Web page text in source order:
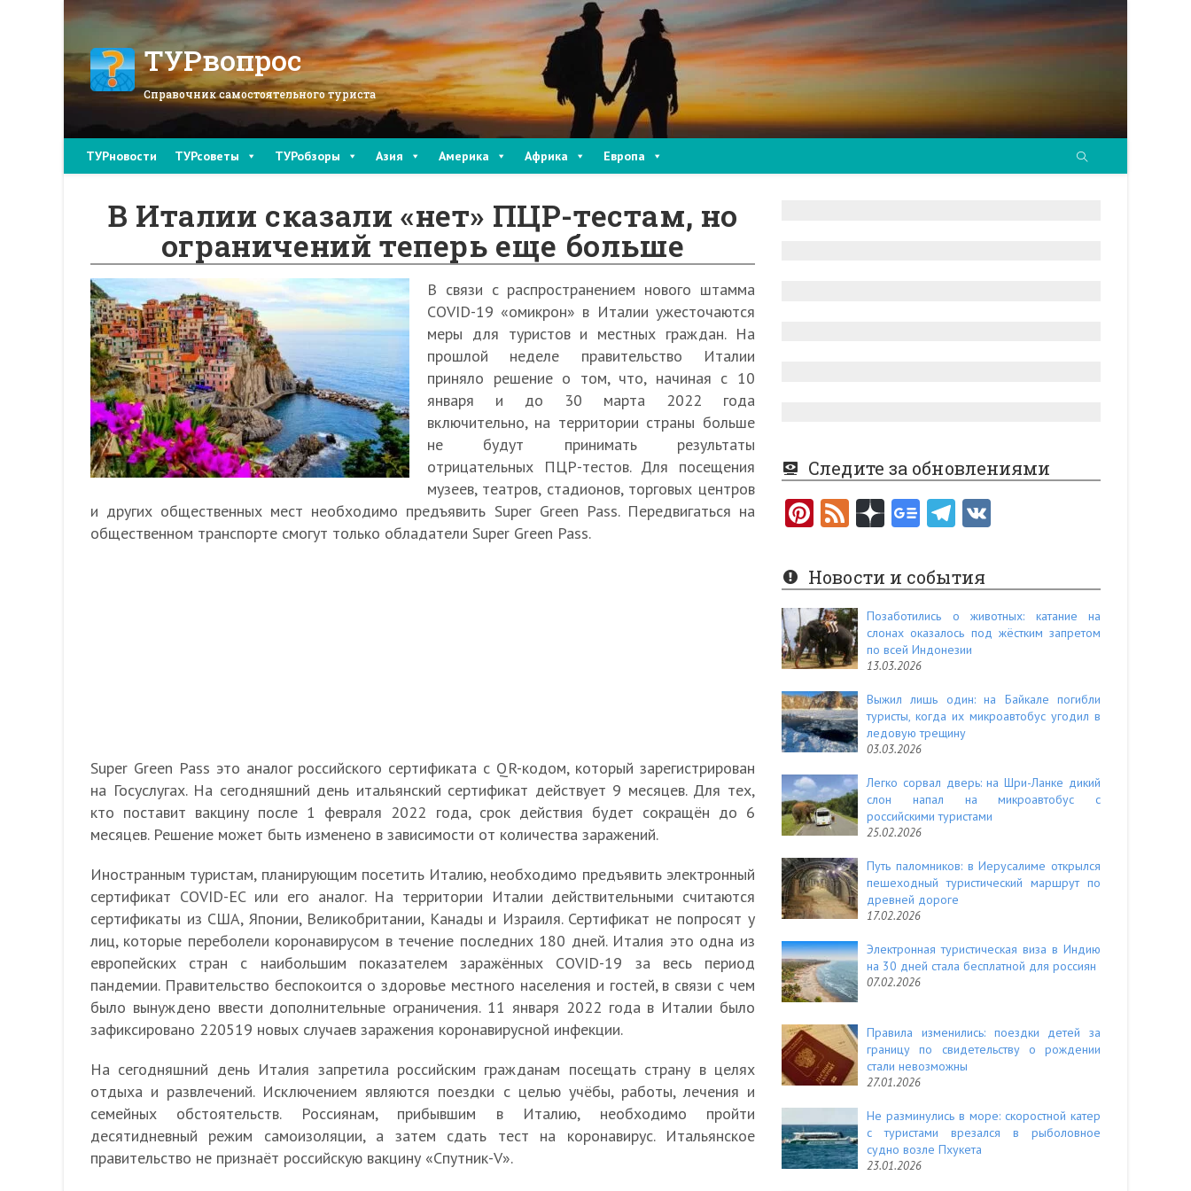
ТУРвопрос
Справочник самостоятельного туриста
ТУРновости ТУРсоветы ТУРобзоры Азия Америка Африка Европа
В Италии сказали «нет» ПЦР-тестам, но
ограничений теперь еще больше
В связи с распространением нового штамма
COVID-19 «омикрон» в Италии ужесточаются
меры для туристов и местных граждан. На
прошлой неделе правительство Италии
приняло решение о том, что, начиная с 10
января и до 30 марта 2022 года
включительно, на территории страны больше
не будут принимать результаты
отрицательных ПЦР-тестов. Для посещения
музеев, театров, стадионов, торговых центров
и других общественных мест необходимо предъявить Super Green Pass. Передвигаться на
общественном транспорте смогут только обладатели Super Green Pass.
Super Green Pass это аналог российского сертификата с QR-кодом, который зарегистрирован
на Госуслугах. На сегодняшний день итальянский сертификат действует 9 месяцев. Для тех,
кто поставит вакцину после 1 февраля 2022 года, срок действия будет сокращён до 6
месяцев. Решение может быть изменено в зависимости от количества заражений.
Иностранным туристам, планирующим посетить Италию, необходимо предъявить электронный
сертификат COVID-ЕС или его аналог. На территории Италии действительными считаются
сертификаты из США, Японии, Великобритании, Канады и Израиля. Сертификат не попросят у
лиц, которые переболели коронавирусом в течение последних 180 дней. Италия это одна из
европейских стран с наибольшим показателем заражённых COVID-19 за весь период
пандемии. Правительство беспокоится о здоровье местного населения и гостей, в связи с чем
было вынуждено ввести дополнительные ограничения. 11 января 2022 года в Италии было
зафиксировано 220519 новых случаев заражения коронавирусной инфекции.
На сегодняшний день Италия запретила российским гражданам посещать страну в целях
отдыха и развлечений. Исключением являются поездки с целью учёбы, работы, лечения и
семейных обстоятельств. Россиянам, прибывшим в Италию, необходимо пройти
десятидневный режим самоизоляции, а затем сдать тест на коронавирус. Итальянское
правительство не признаёт российскую вакцину «Спутник-V».
Следите за обновлениями
Pi
er
es
t
F
e
d
Новости и события
Позаботились о животных: катание на
слонах оказалось под жёстким запретом
по всей Индонезии
13.03.2026
Выжил лишь один: на Байкале погибли
туристы, когда их микроавтобус угодил в
ледовую трещину
03.03.2026
Легко сорвал дверь: на Шри-Ланке дикий
слон напал на микроавтобус с
российскими туристами
25.02.2026
Путь паломников: в Иерусалиме открылся
пешеходный туристический маршрут по
древней дороге
17.02.2026
Электронная туристическая виза в Индию
на 30 дней стала бесплатной для россиян
07.02.2026
Правила изменились: поездки детей за
границу по свидетельству о рождении
стали невозможны
27.01.2026
Не разминулись в море: скоростной катер
с туристами врезался в рыболовное
судно возле Пхукета
23.01.2026